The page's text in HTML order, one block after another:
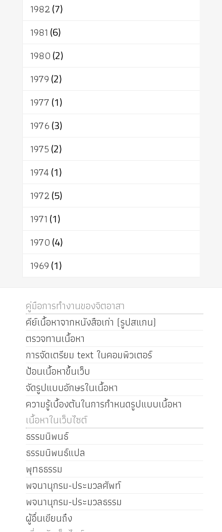
1982(7)
1981 (6)
1980(2)
1979(2)
1977(1)
1976(3)
1975(2)
1974(1)
1972(5)
1971 (1)
1970(4)
1969(1)
คู่มือการทำงานของจิตอาสา
คีย์เนื้อหาจากหนังสือเก่า (รูปสแกน)
ตรวจทานเนื้อหา
การจัดเตรียม text ในคอมพิวเตอร์
ป้อนเนื้อหาขึ้นเว็บ
จัดรูปแบบอักษรในเนื้อหา
ความรู้เบื้องต้นในการกำหนดรูปแบบเนื้อหา
เนื้อหาในเว็บไซต์
ธรรมนิพนธ์
ธรรมนิพนธ์แปล
พุทธธรรม
พจนานุกรม-ประมวลศัพท์
พจนานุกรม-ประมวลธรรม
ผู้อื่นเขียนถึง